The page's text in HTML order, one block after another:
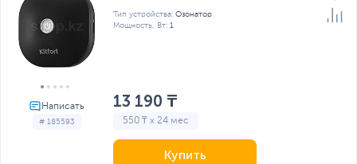
# 185593
Тип устройства: Озонатор
Мощность, Вт: 1
13 190 ₸
550 ₸ x 24 мес
Купить